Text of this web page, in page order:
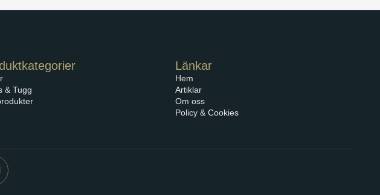
& Tugg
Länkar
Hem
Artiklar
Om oss
Policy & Cookies